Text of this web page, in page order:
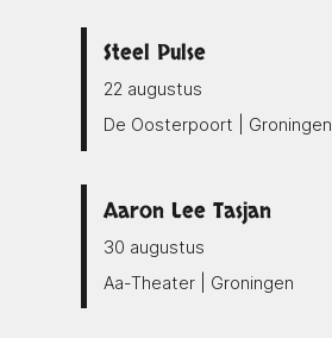
Steel Pulse
22 augustus
De Oosterpoort | Groningen
Aaron Lee Tasjan
30 augustus
Aa-Theater | Groningen